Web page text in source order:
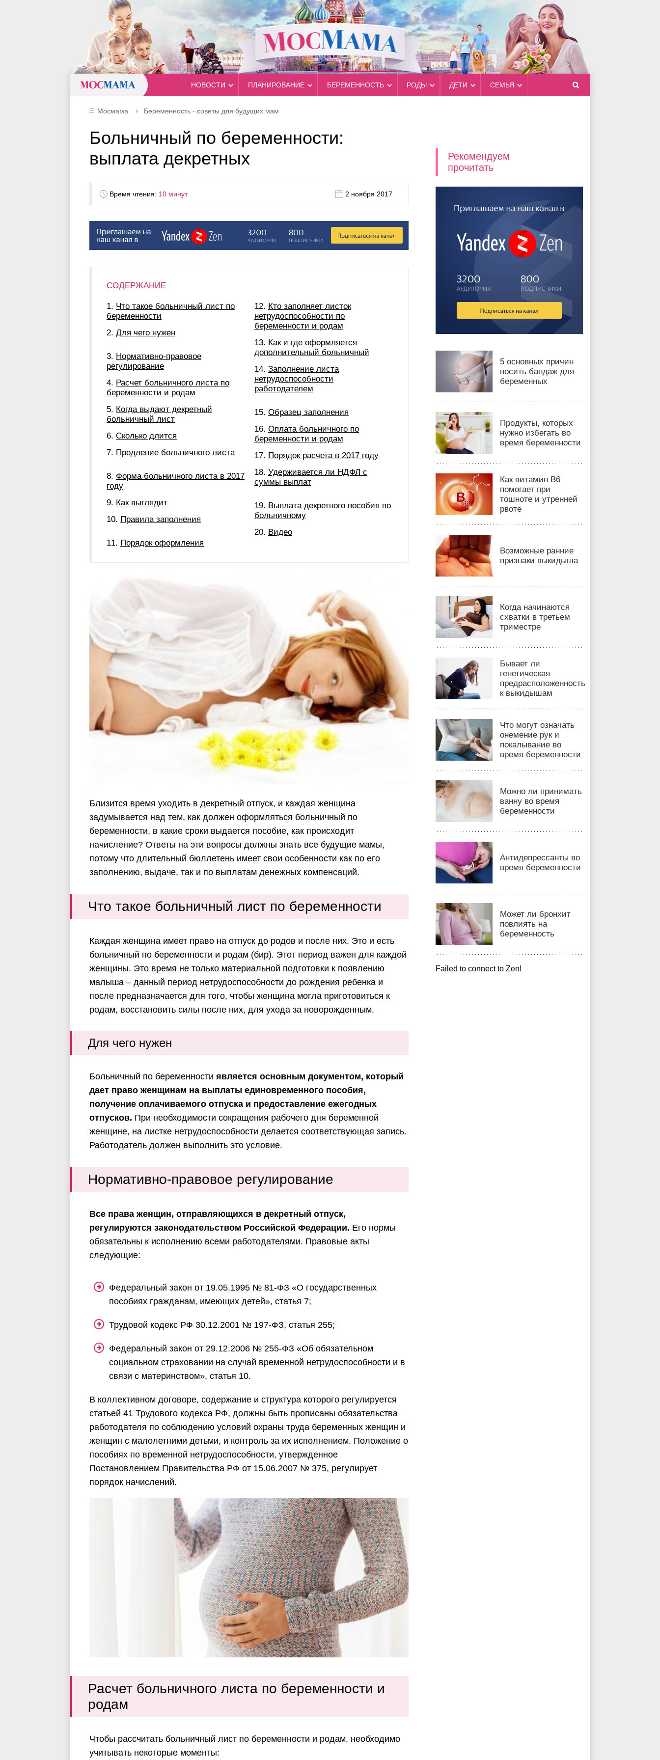
НОВОСТИ ПЛАНИРОВАНИЕ БЕРЕМЕННОСТЬ РОДЫ ДЕТИ СЕМЬЯ
Мосмама Беременность - советы для будущих мам
Больничный по беременности:
выплата декретных
Время чтения: 10 минут 2 ноября 2017
СОДЕРЖАНИЕ
Что такое больничный лист по
беременности
Для чего нужен
Нормативно-правовое
регулирование
Расчет больничного листа по
беременности и родам
Когда выдают декретный
больничный лист
Сколько длится
Продление больничного листа
Форма больничного листа в 2017
году
Как выглядит
Правила заполнения
Порядок оформления
Кто заполняет листок
нетрудоспособности по
беременности и родам
Как и где оформляется
дополнительный больничный
Заполнение листа
нетрудоспособности
работодателем
Образец заполнения
Оплата больничного по
беременности и родам
Порядок расчета в 2017 году
Удерживается ли НДФЛ с
суммы выплат
Выплата декретного пособия по
больничному
Видео
Близится время уходить в декретный отпуск, и каждая женщина
задумывается над тем, как должен оформляться больничный по
беременности, в какие сроки выдается пособие, как происходит
начисление? Ответы на эти вопросы должны знать все будущие мамы,
потому что длительный бюллетень имеет свои особенности как по его
заполнению, выдаче, так и по выплатам денежных компенсаций.
Что такое больничный лист по беременности
Каждая женщина имеет право на отпуск до родов и после них. Это и есть
больничный по беременности и родам (бир). Этот период важен для каждой
женщины. Это время не только материальной подготовки к появлению
малыша – данный период нетрудоспособности до рождения ребенка и
после предназначается для того, чтобы женщина могла приготовиться к
родам, восстановить силы после них, для ухода за новорожденным.
Для чего нужен
Больничный по беременности является основным документом, который
дает право женщинам на выплаты единовременного пособия,
получение оплачиваемого отпуска и предоставление ежегодных
отпусков. При необходимости сокращения рабочего дня беременной
женщине, на листке нетрудоспособности делается соответствующая запись.
Работодатель должен выполнить это условие.
Нормативно-правовое регулирование
Все права женщин, отправляющихся в декретный отпуск,
регулируются законодательством Российской Федерации. Его нормы
обязательны к исполнению всеми работодателями. Правовые акты
следующие:
Федеральный закон от 19.05.1995 № 81-ФЗ «О государственных
пособиях гражданам, имеющих детей», статья 7;
Трудовой кодекс РФ 30.12.2001 № 197-ФЗ, статья 255;
Федеральный закон от 29.12.2006 № 255-ФЗ «Об обязательном
социальном страховании на случай временной нетрудоспособности и в
связи с материнством», статья 10.
В коллективном договоре, содержание и структура которого регулируется
статьей 41 Трудового кодекса РФ, должны быть прописаны обязательства
работодателя по соблюдению условий охраны труда беременных женщин и
женщин с малолетними детьми, и контроль за их исполнением. Положение о
пособиях по временной нетрудоспособности, утвержденное
Постановлением Правительства РФ от 15.06.2007 № 375, регулирует
порядок начислений.
Расчет больничного листа по беременности и
родам
Чтобы рассчитать больничный лист по беременности и родам, необходимо
учитывать некоторые моменты:
Рекомендуем
прочитать
5 основных причин
носить бандаж для
беременных
Продукты, которых
нужно избегать во
время беременности
Как витамин B6
помогает при
тошноте и утренней
рвоте
Возможные ранние
признаки выкидыша
Когда начинаются
схватки в третьем
триместре
Бывает ли
генетическая
предрасположенность
к выкидышам
Что могут означать
онемение рук и
покалывание во
время беременности
Можно ли принимать
ванну во время
беременности
Антидепрессанты во
время беременности
Может ли бронхит
повлиять на
беременность
Failed to connect to Zen!